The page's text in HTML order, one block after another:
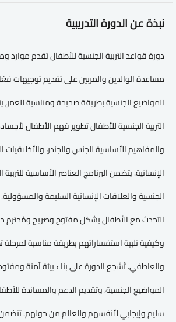
نبذة عن الدورة التدريبية
دورة قواعد التربية الجنسية للأطفال تقدم
مساعدة الوالدين والمربين على تقديم توجيهات
المواضيع الجنسية بطريقة صحيحة ومناسبة
التربية الجنسية للأطفال تطوير فهم الأطفال
والمفاهيم الأساسية للجنس والجندر، والأخلاقيات
الإنسانية. يتضمن البرنامج العناصر الأساسية
الجنسية والعلاقات الإنسانية السليمة
التحدث مع الأطفال بشكل مفتوح وصريح ومُحترم
وكيفية تلبية استفساراتهم بطريقة مناسبة
والعاطفي. تُشجع الدورة على بناء بيئة آمنة
المواضيع الجنسية، وتقديم الدعم والمساندة
سليم وإيجابي لأنفسهم وللعالم من حولهم. تتضمن